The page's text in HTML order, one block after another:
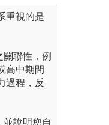
重視的是
聯性，例
高中期間
過程，反
並說明您自